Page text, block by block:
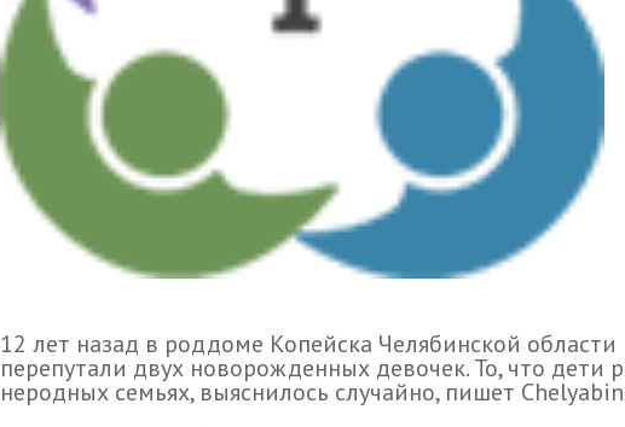
12 лет назад в роддоме Копейска Челябинской области
перепутали двух новорожденных девочек. То, что дети
неродных семьях, выяснилось случайно, пишет